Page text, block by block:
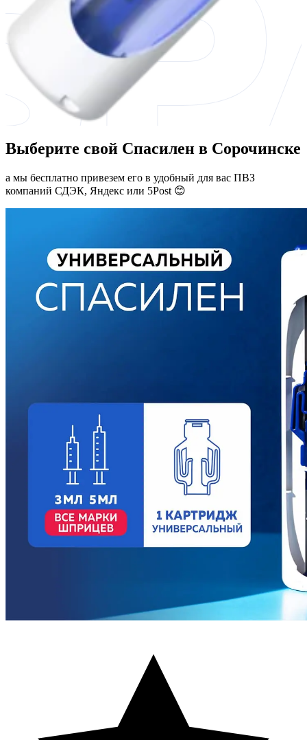
Выберите свой Спасилен в Сорочинске
а мы бесплатно привезем его в удобный для вас ПВЗ
компаний СДЭК, Яндекс или 5Post 😊